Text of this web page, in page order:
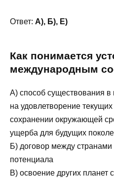
Ответ: А), Б), Е)
Как понимается
международным
А) способ существования
на удовлетворение
сохранении окружающей
ущерба для будущих
Б) договор между странами
потенциала
В) освоение других планет